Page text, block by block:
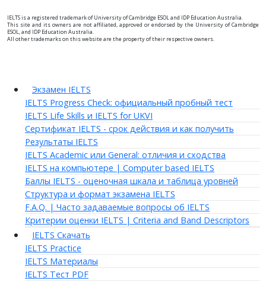
IELTS is a registered trademark of University of Cambridge ESOL and IDP Education Australia.
This site and its owners are not affiliated, approved or endorsed by the University of Cambridge
ESOL, and IDP Education Australia.
All other trademarks on this website are the property of their respective owners.
Экзамен IELTS
IELTS Progress Check: официальный пробный тест
IELTS Life Skills и IELTS for UKVI
Сертификат IELTS - срок действия и как получить
Результаты IELTS
IELTS Academic или General: отличия и сходства
IELTS на компьютере | Computer based IELTS
Баллы IELTS - оценочная шкала и таблица уровней
Структура и формат экзамена IELTS
F.A.Q. | Часто задаваемые вопросы об IELTS
Критерии оценки IELTS | Criteria and Band Descriptors
IELTS Скачать
IELTS Practice
IELTS Материалы
IELTS Тест PDF